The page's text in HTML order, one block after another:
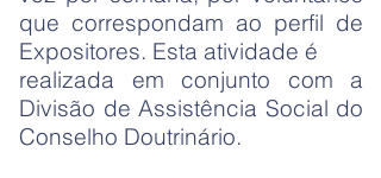
que correspondam ao perfil de
Expositores. Esta atividade é
realizada em conjunto com a
Divisão de Assistência Social do
Conselho Doutrinário.